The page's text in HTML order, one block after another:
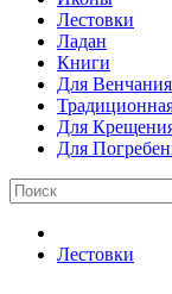
Лестовки
Ладан
Книги
Для Венчания
Для
Для
Лестовки